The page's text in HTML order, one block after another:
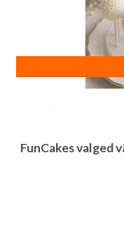
FunCakes valged